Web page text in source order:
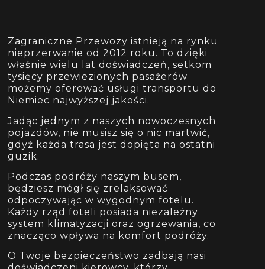
Zagraniczne Przewozy istnieją na rynku
nieprzerwanie od 2012 roku. To dzięki
właśnie wielu lat doświadczeń, setkom
tysięcy przewiezionych pasażerów
możemy oferować usługi transportu do
Niemiec najwyższej jakości.
Jadąc jednym z naszych nowoczesnych
pojazdów, nie musisz się o nic martwić,
gdyż każda trasa jest dopięta na ostatni
guzik.
Podczas podróży naszym busem,
będziesz mógł się zrelaksować
odpoczywając w wygodnym fotelu.
Każdy rząd foteli posiada niezależny
system klimatyzacji oraz ogrzewania, co
znacząco wpływa na komfort podróży.
O Twoje bezpieczeństwo zadbają nasi